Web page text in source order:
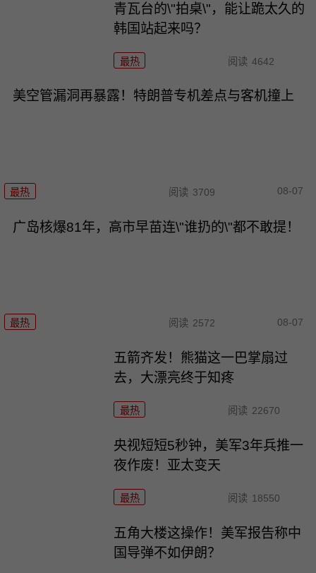
青瓦台的\"拍桌\"，能让跪太久的
韩国站起来吗？
最热 阅读 4642
美空管漏洞再暴露！特朗普专机差点与客机撞上
最热 阅读 3709 08-07
广岛核爆81年，高市早苗连\"谁扔的\"都不敢提！
最热 阅读 2572 08-07
五箭齐发！熊猫这一巴掌扇过
去，大漂亮终于知疼
最热 阅读 22670
央视短短5秒钟，美军3年兵推一
夜作废！亚太变天
最热 阅读 18550
五角大楼这操作！美军报告称中
国导弹不如伊朗？